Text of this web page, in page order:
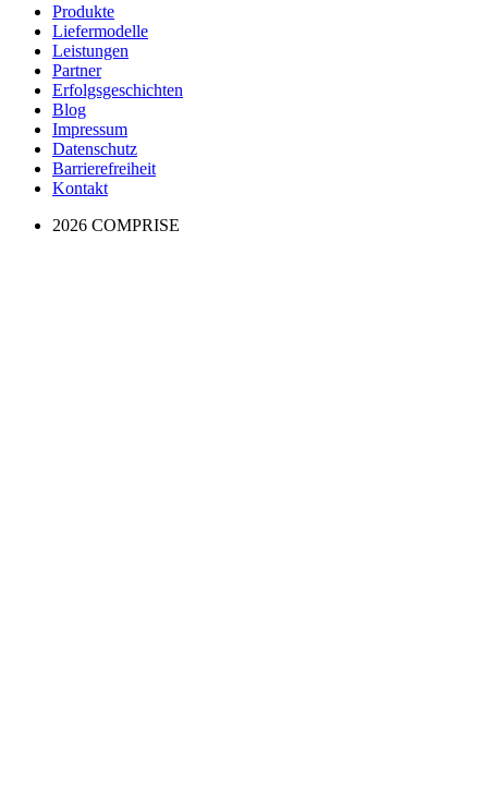
Produkte
Liefermodelle
Leistungen
Partner
Erfolgs­geschichten
Blog
Impressum
Datenschutz
Barrierefreiheit
Kontakt
2026 COMPRISE